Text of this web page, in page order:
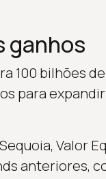
ganhos
100 bilhões
para
Valor
anteriores,